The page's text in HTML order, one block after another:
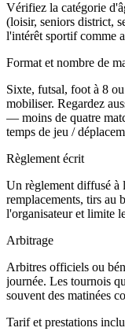
Vérifiez la catégorie
(loisir, seniors district,
l'intérêt sportif comme
Format et nombre de
Sixte, futsal, foot à 8
mobiliser. Regardez
— moins de quatre
temps de jeu /
Règlement écrit
Un règlement diffusé à
remplacements, tirs au
l'organisateur et limite
Arbitrage
Arbitres officiels ou
journée. Les tournois
souvent des matinées
Tarif et prestations